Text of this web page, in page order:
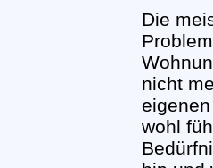
Die
nicht
wohl